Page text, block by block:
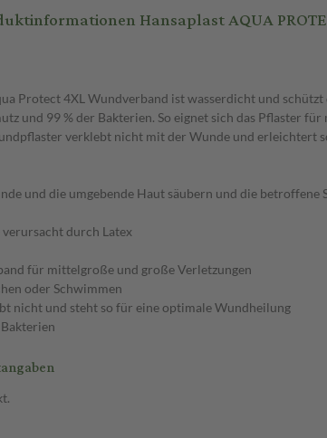
Hansaplast AQUA
Protect 4XL Wundverband ist wasserdicht und
und 99 % der Bakterien. So eignet sich das Pflaster
verklebt nicht mit der Wunde und erleichtert
und die umgebende Haut säubern und die
durch Latex
für mittelgroße und große Verletzungen
oder Schwimmen
nicht und steht so für eine optimale Wundheilung